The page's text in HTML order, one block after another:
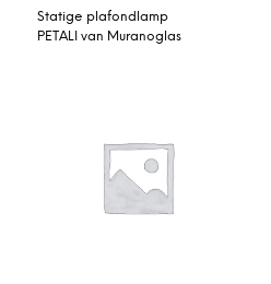
Statige plafondlamp
PETALI van Muranoglas